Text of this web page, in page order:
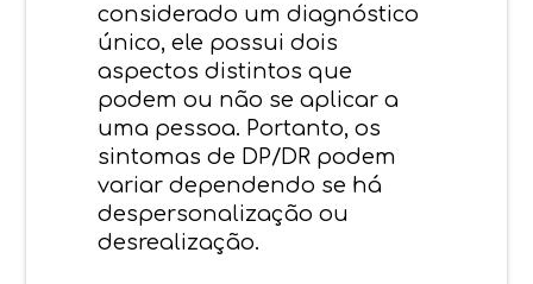
considerado um diagnóstico
único, ele possui dois
aspectos distintos que
podem ou não se aplicar a
uma pessoa. Portanto, os
sintomas de DP/DR podem
variar dependendo se há
despersonalização ou
desrealização.